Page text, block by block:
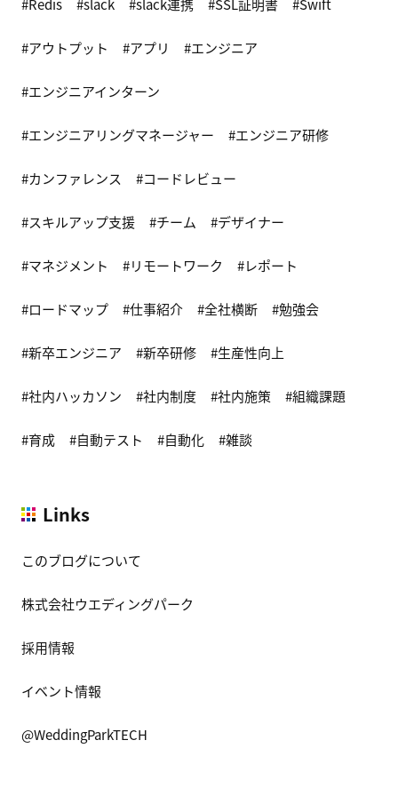
Redis slack slack連携 SSL証明書 Swift
アウトプット アプリ エンジニア
エンジニアインターン
エンジニアリングマネージャー エンジニア研修
カンファレンス コードレビュー
スキルアップ支援 チーム デザイナー
マネジメント リモートワーク レポート
ロードマップ 仕事紹介 全社横断 勉強会
新卒エンジニア 新卒研修 生産性向上
社内ハッカソン 社内制度 社内施策 組織課題
育成 自動テスト 自動化 雑談
Links
このブログについて
株式会社ウエディングパーク
採用情報
イベント情報
@WeddingParkTECH